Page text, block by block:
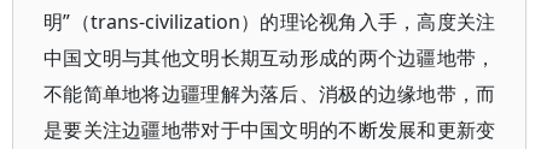
明”（trans-civilization）的理论视角入手，高度关注
中国文明与其他文明长期互动形成的两个边疆地带，
不能简单地将边疆理解为落后、消极的边缘地带，而
是要关注边疆地带对于中国文明的不断发展和更新变